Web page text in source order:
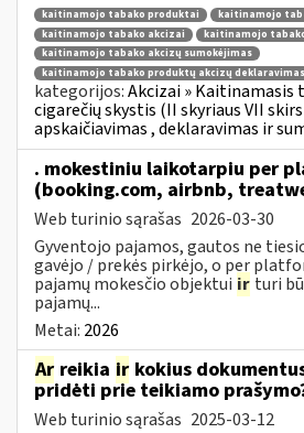
kaitinamojo tabako produktai
kaitinamojo
kaitinamojo tabako akcizai
kaitinamojo
kaitinamojo tabako akcizų sumokėjimas
kaitinamojo tabako produktų akcizų deklaravimas
kategorijos:Akcizai » Kaitinamasis
cigarečių skystis (II skyriaus VII
apskaičiavimas , deklaravimas ir
. mokestiniu laikotarpiu per
(booking.com, airbnb,
Web turinio sąrašas 2026-03-30
Gyventojo pajamos, gautos ne
gavėjo / prekės pirkėjo, o per
pajamų mokesčio objektui ir turi
pajamų...
Metai: 2026
Ar reikia ir kokius
pridėti prie teikiamo
Web turinio sąrašas 2025-03-12